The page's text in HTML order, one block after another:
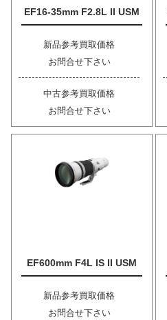
EF16-35mm F2.8L II USM
新品参考買取価格
お問合せ下さい
中古参考買取価格
お問合せ下さい
EF600mm F4L IS II USM
新品参考買取価格
お問合せ下さい